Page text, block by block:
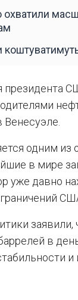
охватили
одним из
в мире
уже давно
в